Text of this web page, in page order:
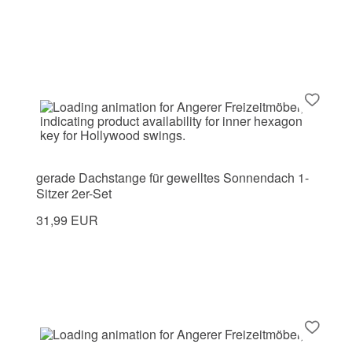
gerade Dachstange für gewelltes Sonnendach 1-
Sitzer 2er-Set
31,99 EUR